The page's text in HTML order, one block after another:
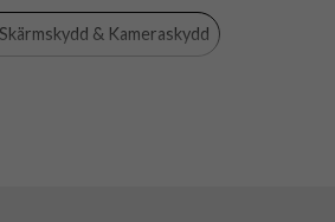
PanzerGlass
& Kameraskydd